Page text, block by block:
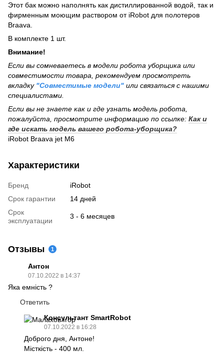
Этот бак можно наполнять как дистиллированной водой, так и
фирменным моющим раствором от iRobot для полотеров
Braava.
В комплекте 1 шт.
Внимание!
Если вы сомневаетесь в модели робота уборщика или
совместимости товара, рекомендуем просмотреть
вкладку "Совместимые модели" или связаться с нашими
специалистами.
Если вы не знаете как и где узнать модель робота,
пожалуйста, просмотрите информацию по ссылке: Как и
где искать модель вашего робота-уборщика?
iRobot Braava jet M6
Характеристики
Бренд
iRobot
Срок гарантии
14 дней
Срок
эксплуатации
3 - 6 месяцев
Отзывы 1
Антон
07.10.2022 в 14:37
Яка емність ?
Ответить
Консультант SmartRobot
07.10.2022 в 16:28
Доброго дня, Антоне!
Місткість - 400 мл.